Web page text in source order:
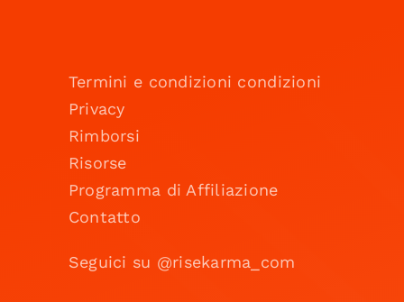
Termini e condizioni condizioni
Privacy
Rimborsi
Risorse
Programma di Affiliazione
Contatto
Seguici su @risekarma_com